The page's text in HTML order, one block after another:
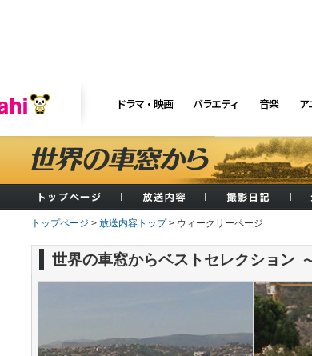
ドラマ・映画 バラエティ 音楽 ア
トップページ > 放送内容トップ> ウィークリーページ
世界の車窓からベストセレクション